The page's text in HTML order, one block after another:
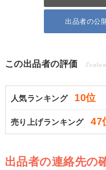
出品者の公
この出品者の評価
人気ランキング 10位
売り上げランキング 47
出品者の連絡先の